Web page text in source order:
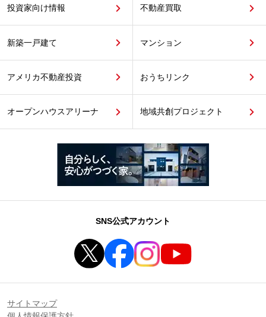
投資家向け情報 不動産買取
新築一戸建て マンション
アメリカ不動産投資 おうちリンク
オープンハウスアリーナ 地域共創プロジェクト
SNS公式アカウント
サイトマップ